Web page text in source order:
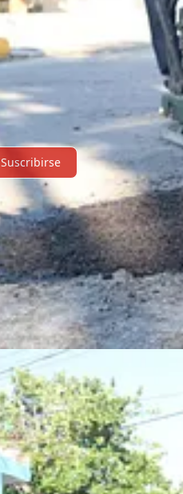
Suscribirse
∙Términos Aviso de recolección